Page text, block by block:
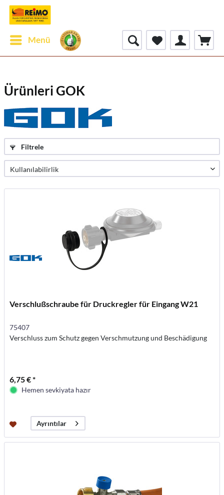
Menü
Ürünleri GOK
Filtrele
Verschlußschraube für Druckregler für Eingang W21
75407
Verschluss zum Schutz gegen Verschmutzung und Beschädigung
6,75 € *
Hemen sevkiyata hazır
Ayrıntılar